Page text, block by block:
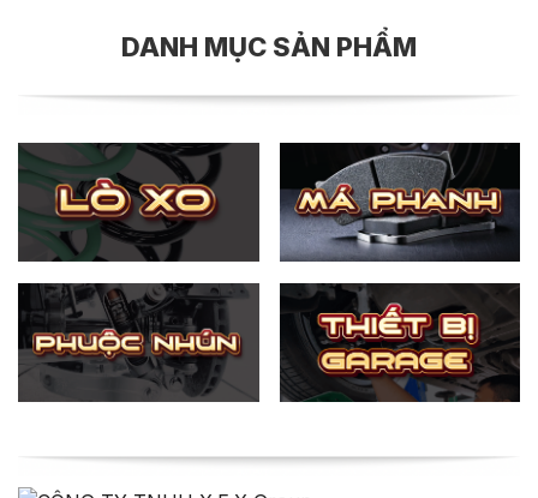
DANH MỤC SẢN PHẨM